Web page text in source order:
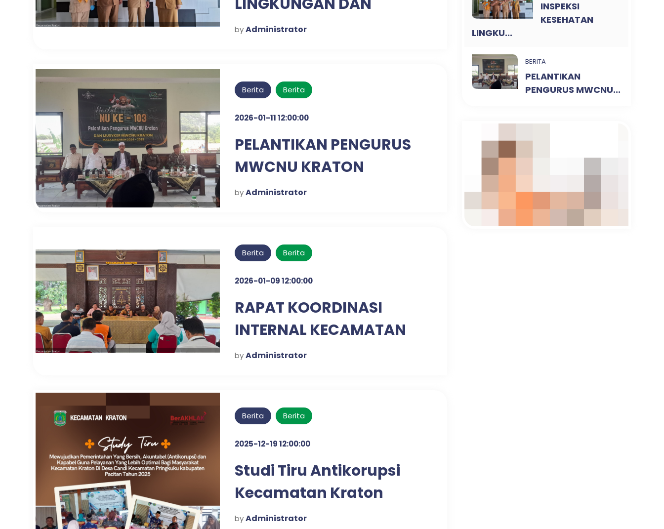
SKRINING DIABETES &
by Administrator
Berita Berita
2026-01-11 12:00:00
PELANTIKAN PENGURUS
MWCNU KRATON
by Administrator
Berita Berita
2026-01-09 12:00:00
RAPAT KOORDINASI
INTERNAL KECAMATAN
KRATON UNTUK
by Administrator
Berita Berita
2025-12-19 12:00:00
Studi Tiru Antikorupsi
Kecamatan Kraton
dalam Mewujudkan
by Administrator
INSPEKSI
KESEHATAN
LINGKU...
BERITA
PELANTIKAN
PENGURUS MWCNU...